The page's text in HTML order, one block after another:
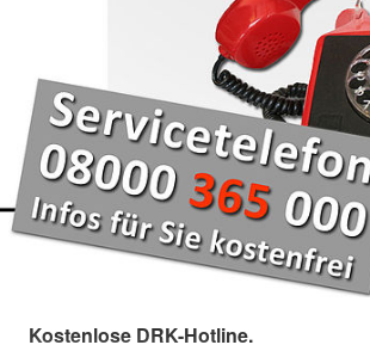
Kostenlose DRK-Hotline.